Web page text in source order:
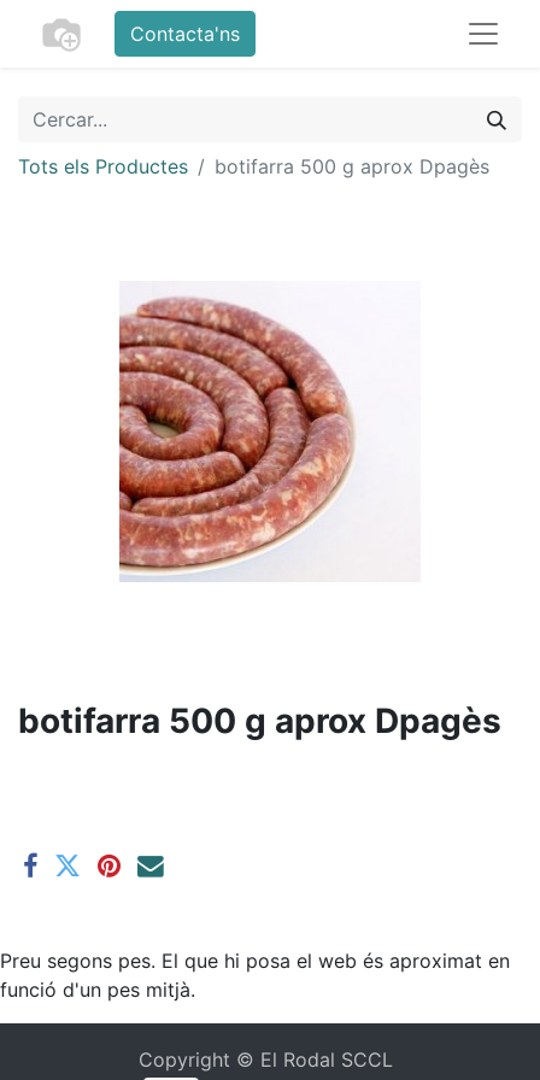
Contacta'ns
Tots els Productes botifarra 500 g aprox Dpagès
botifarra 500 g aprox Dpagès
Preu segons pes. El que hi posa el web és aproximat en
funció d'un pes mitjà.
Copyright © El Rodal SCCL